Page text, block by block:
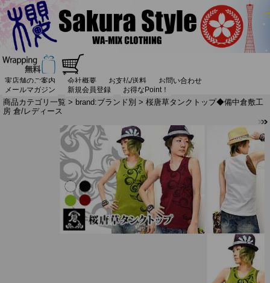
実店舗のご案内 会社概要 お支払/送料
お問い合わせ
メールマガジン
新規会員登録 お得なPoint！
商品カテゴリ一覧 > brand:ブランド別 > 桜唐草タンクトップ◆備中倉敷工
房 倉/レディース